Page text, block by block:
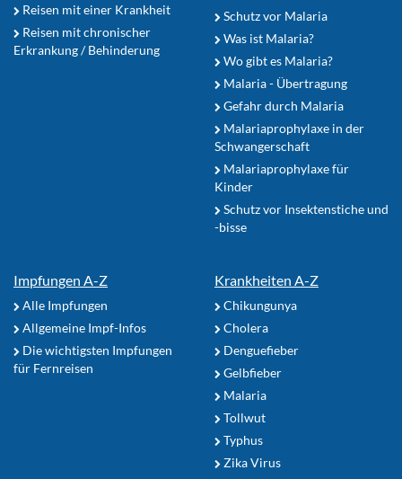
Reisen mit einer Krankheit
Reisen mit chronischer
Erkrankung / Behinderung
Schutz vor Malaria
Was ist Malaria?
Wo gibt es Malaria?
Malaria - Übertragung
Gefahr durch Malaria
Malariaprophylaxe in der
Schwangerschaft
Malariaprophylaxe für
Kinder
Schutz vor Insektenstiche und
-bisse
Impfungen A-Z
Alle Impfungen
Allgemeine Impf-Infos
Die wichtigsten Impfungen
für Fernreisen
Krankheiten A-Z
Chikungunya
Cholera
Denguefieber
Gelbfieber
Malaria
Tollwut
Typhus
Zika Virus